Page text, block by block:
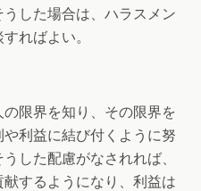
した場合は、ハラスメン
ればよい。
限界を知り、その限界を
利益に結び付くように努
した配慮がなされれば、
するようになり、利益は